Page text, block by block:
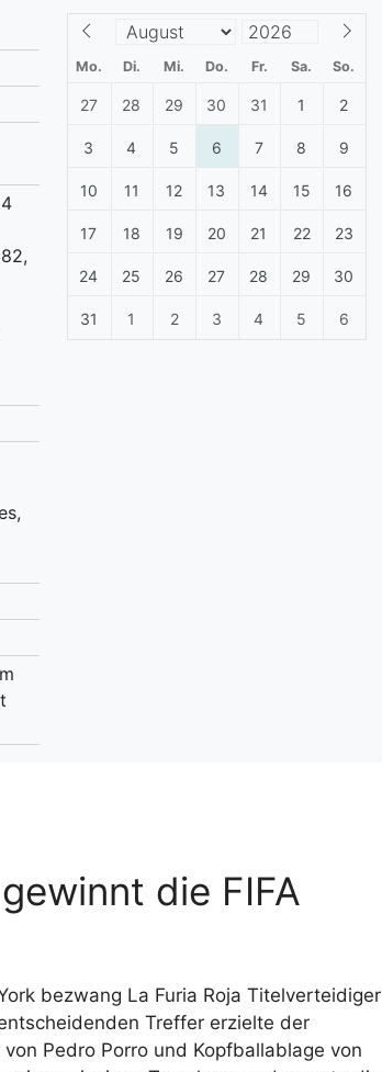
kostenlos
ausfüllen
Mo. Di. Mi. Do. Fr. Sa. So.
27 28 29 30 31 1 2
3 4 5 6 7 8 9
10 11 12 13 14 15 16
17 18 19 20 21 22 23
24 25 26 27 28 29 30
31 1 2 3 4 5 6
die FIFA
bezwang La Furia Roja Titelverteidiger
Treffer erzielte der
Pedro Porro und Kopfballablage von